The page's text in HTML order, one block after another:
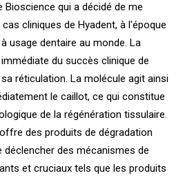
Bioscience qui a décidé de me
cliniques de Hyadent, à l'époque
usage dentaire au monde. La
du succès clinique de
réticulation. La molécule agit ainsi
le caillot, ce qui constitue
de la régénération tissulaire.
des produits de dégradation
déclencher des mécanismes de
et cruciaux tels que les produits